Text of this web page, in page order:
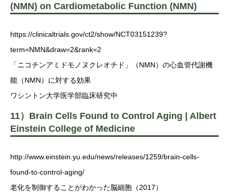
(NMN) on Cardiometabolic Function (NMN)
https://clinicaltrials.gov/ct2/show/NCT03151239?
term=NMN&draw=2&rank=2
「ニコチンアミドモノヌクレオチド」（NMN）の心血管代謝機
能（NMN）に対する効果
ワシントン大学医学部臨床研究中
11）Brain Cells Found to Control Aging | Albert
Einstein College of Medicine
http://www.einstein.yu.edu/news/releases/1259/brain-cells-
found-to-control-aging/
老化を制御することがわかった脳細胞（2017）